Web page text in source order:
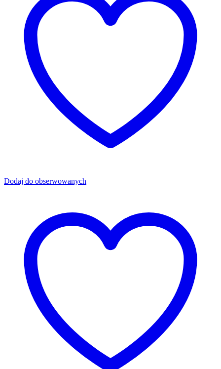
Dodaj do obserwowanych